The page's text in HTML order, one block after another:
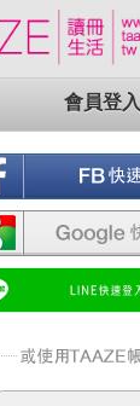
會員登入